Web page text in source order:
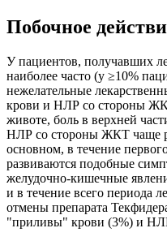
Побочное
У пациентов, получавших
наиболее часто (у ≥10%
нежелательные
крови и НЛР со стороны
животе, боль в верхней
НЛР со стороны ЖКТ чаще
основном, в течение
развиваются подобные
желудочно-кишечные
и в течение всего периода
отмены препарата
"приливы" крови (3%) и